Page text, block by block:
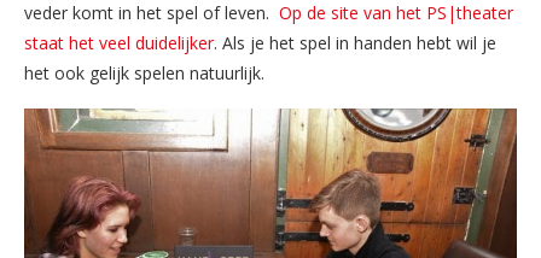
veder komt in het spel of leven. Op de site van het PS|theater
staat het veel duidelijker. Als je het spel in handen hebt wil je
het ook gelijk spelen natuurlijk.